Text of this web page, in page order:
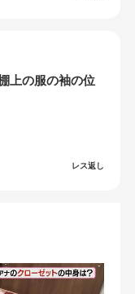
上の服の袖の位
レス返し